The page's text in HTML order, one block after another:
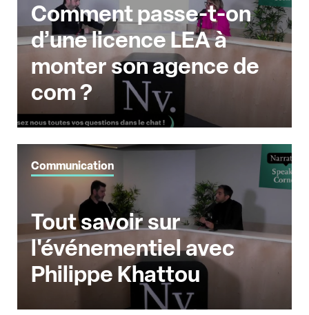
Comment passe-t-on
d’une licence LEA à
monter son agence de
com ?
Communication
Tout savoir sur
l'événementiel avec
Philippe Khattou